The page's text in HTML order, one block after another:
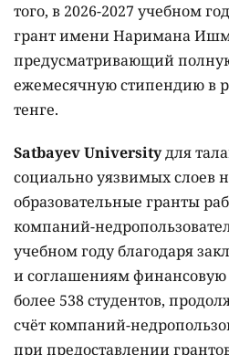
того, в 2026-2027 учебном
грант имени Наримана
предусматривающий
ежемесячную стипендию в
тенге.
Satbayev Universityдля
социально уязвимых слоев
образовательные гранты
компаний-
учебном году благодаря
и соглашениям
более 538 студентов,
счёт компаний-
при предоставлении